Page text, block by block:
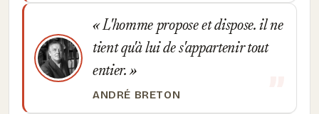
L'homme propose et dispose. il ne
tient qu'à lui de s'appartenir tout
entier.
ANDRÉ BRETON